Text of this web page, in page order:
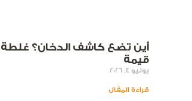
أين تضع كاشف الدخان؟
قيمة
يوليو 4, 2026
قراءة المقال